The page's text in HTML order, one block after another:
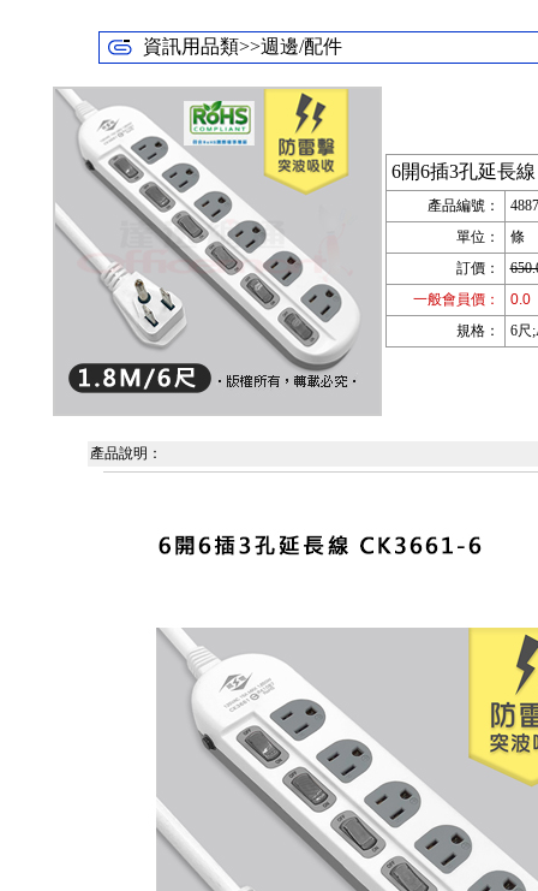
資訊用品類>>週邊/配件
6開6插3孔延長
產品編號：
單位：
條
訂價：
一般會員價：
0.0
規格：
6尺
產品說明：